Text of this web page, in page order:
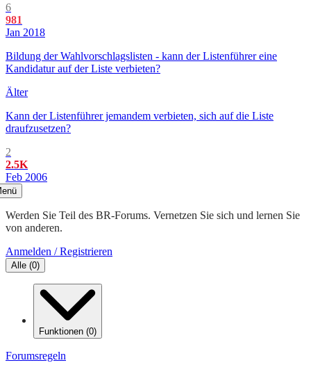
6
981
Jan 2018
Bildung der Wahlvorschlagslisten - kann der Listenführer eine
Kandidatur auf der Liste verbieten?
Älter
Kann der Listenführer jemandem verbieten, sich auf die Liste
draufzusetzen?
2
2.5K
Feb 2006
Werden Sie Teil des BR-Forums. Vernetzen Sie sich und lernen Sie
von anderen.
Anmelden / Registrieren
Alle (0)
Funktionen (0)
Forumsregeln